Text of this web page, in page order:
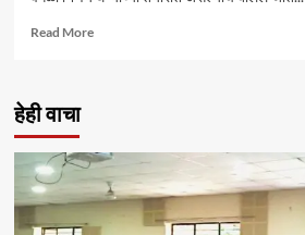
Read MoreRead
भाजपसोबत
का?
हेही वाचा